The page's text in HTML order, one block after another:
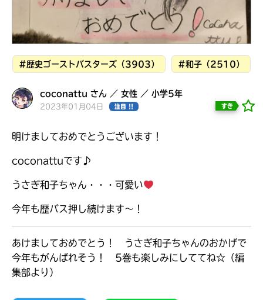
#歴史ゴーストバスターズ（3903） #和子（2510）
coconattu さん ／ 女性 ／ 小学5年
2023年01月04日 注目 !! すき
明けましておめでとうございます！
coconattuです♪
うさぎ和子ちゃん・・・可愛い
今年も歴バス押し続けます〜！
あけましておめでとう！ うさぎ和子ちゃんのおかげで
今年もがんばれそう！ 5巻も楽しみにしててね☆（編
集部より）